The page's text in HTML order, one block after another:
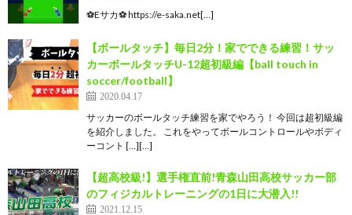
⚽️Eサカ⚽️ https://e-saka.net[…]
【ボールタッチ】毎日2分！家でできる練習！サッ
カーボールタッチU-12超初級編【ball touch in
soccer/football】
2020.04.17
サッカーのボールタッチ練習を家でやろう！ 今回は超初級編
を紹介しました。 これをやってボールコントロールやボディ
ーコント […][…]
【超高校級!】選手権直前!青森山田高校サッカー部
のフィジカルトレーニングの1日に大潜入!!
2021.12.15